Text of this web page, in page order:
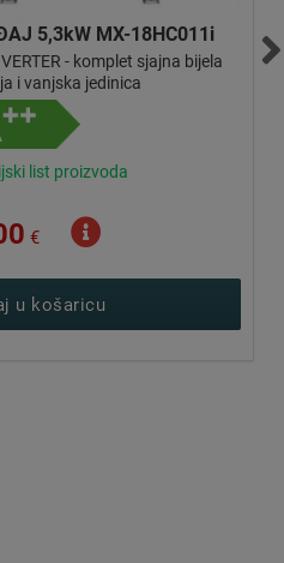
5,3kW MX-18HC011i
- komplet sjajna bijela
i vanjska jedinica
list proizvoda
€
u košaricu